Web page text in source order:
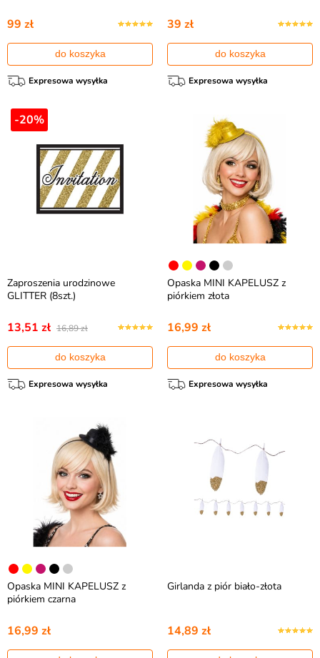
99 zł
do koszyka
Expresowa wysyłka
39 zł
do koszyka
Expresowa wysyłka
-20%
Zaproszenia urodzinowe
GLITTER (8szt.)
13,51 zł 16,89 zł
do koszyka
Expresowa wysyłka
Opaska MINI KAPELUSZ z
piórkiem złota
16,99 zł
do koszyka
Expresowa wysyłka
Opaska MINI KAPELUSZ z
piórkiem czarna
16,99 zł
Girlanda z piór biało-złota
14,89 zł